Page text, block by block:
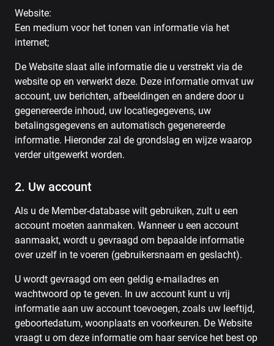
Website:
Een medium voor het tonen van informatie via het
internet;
De Website slaat alle informatie die u verstrekt via de
website op en verwerkt deze. Deze informatie omvat uw
account, uw berichten, afbeeldingen en andere door u
gegenereerde inhoud, uw locatiegegevens, uw
betalingsgegevens en automatisch gegenereerde
informatie. Hieronder zal de grondslag en wijze waarop
verder uitgewerkt worden.
2. Uw account
Als u de Member-database wilt gebruiken, zult u een
account moeten aanmaken. Wanneer u een account
aanmaakt, wordt u gevraagd om bepaalde informatie
over uzelf in te voeren (gebruikersnaam en geslacht).
U wordt gevraagd om een ​​geldig e-mailadres en
wachtwoord op te geven. In uw account kunt u vrij
informatie aan uw account toevoegen, zoals uw leeftijd,
geboortedatum, woonplaats en voorkeuren. De Website
vraagt ​​u om deze informatie om haar service het best op